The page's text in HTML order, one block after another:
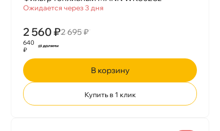
Ожидается через 3 дня
2 560 ₽2 695 ₽
640
₽
корзину
Купить в 1 клик